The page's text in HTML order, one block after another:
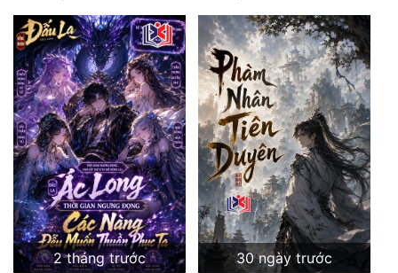
2 tháng trước
30 ngày trước